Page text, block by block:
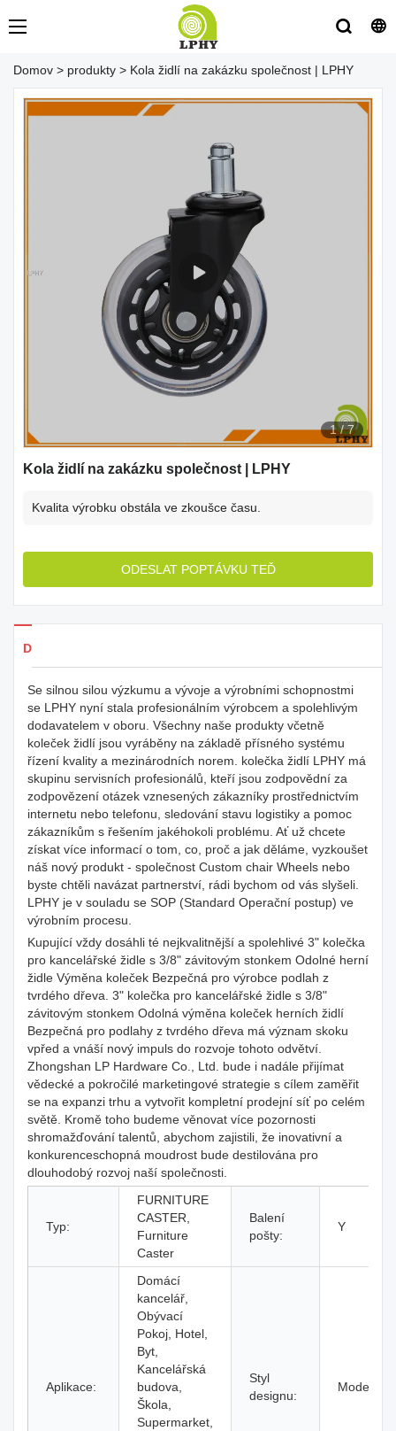
Domov > produkty > Kola židlí na zakázku společnost | LPHY
1/7
Kola židlí na zakázku společnost | LPHY
Kvalita výrobku obstála ve zkoušce času.
ODESLAT POPTÁVKU TEĎ
Detaily produkty
Se silnou silou výzkumu a vývoje a výrobními schopnostmi
se LPHY nyní stala profesionálním výrobcem a spolehlivým
dodavatelem v oboru. Všechny naše produkty včetně
koleček židlí jsou vyráběny na základě přísného systému
řízení kvality a mezinárodních norem. kolečka židlí LPHY má
skupinu servisních profesionálů, kteří jsou zodpovědní za
zodpovězení otázek vznesených zákazníky prostřednictvím
internetu nebo telefonu, sledování stavu logistiky a pomoc
zákazníkům s řešením jakéhokoli problému. Ať už chcete
získat více informací o tom, co, proč a jak děláme, vyzkoušet
náš nový produkt - společnost Custom chair Wheels nebo
byste chtěli navázat partnerství, rádi bychom od vás slyšeli.
LPHY je v souladu se SOP (Standard Operační postup) ve
výrobním procesu.
Kupující vždy dosáhli té nejkvalitnější a spolehlivé 3" kolečka
pro kancelářské židle s 3/8" závitovým stonkem Odolné herní
židle Výměna koleček Bezpečná pro výrobce podlah z
tvrdého dřeva. 3" kolečka pro kancelářské židle s 3/8"
závitovým stonkem Odolná výměna koleček herních židlí
Bezpečná pro podlahy z tvrdého dřeva má význam skoku
vpřed a vnáší nový impuls do rozvoje tohoto odvětví.
Zhongshan LP Hardware Co., Ltd. bude i nadále přijímat
vědecké a pokročilé marketingové strategie s cílem zaměřit
se na expanzi trhu a vytvořit kompletní prodejní síť po celém
světě. Kromě toho budeme věnovat více pozornosti
shromažďování talentů, abychom zajistili, že inovativní a
konkurenceschopná moudrost bude destilována pro
dlouhodobý rozvoj naší společnosti.
Typ:
FURNITURE
CASTER,
Furniture
Caster
Balení
pošty:
Y
Aplikace:
Domácí
kancelář,
Obývací
Pokoj, Hotel,
Byt,
Kancelářská
budova,
Škola,
Supermarket,
Styl
designu:
Moderní